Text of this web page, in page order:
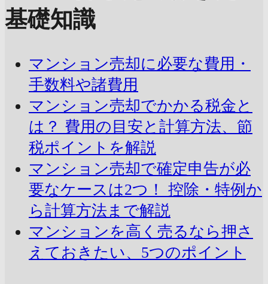
基礎知識
マンション売却に必要な費用・
手数料や諸費用
マンション売却でかかる税金と
は？ 費用の目安と計算方法、節
税ポイントを解説
マンション売却で確定申告が必
要なケースは2つ！ 控除・特例か
ら計算方法まで解説
マンションを高く売るなら押さ
えておきたい、5つのポイント